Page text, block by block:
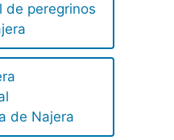
de peregrinos
de Najera